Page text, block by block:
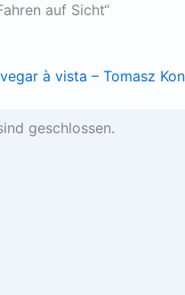
auf Sicht“
à vista – Tomasz
geschlossen.